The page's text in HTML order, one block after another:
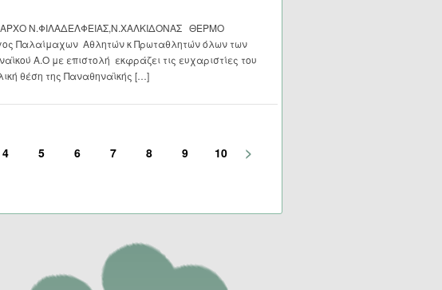
Ν.ΦΙΛΑΔΕΛΦΕΙΑΣ,Ν.ΧΑΛΚΙΔΟΝΑΣ ΘΕΡΜΟ
Παλαίμαχων Αθλητών κ Πρωταθλητών όλων των
Α.Ο με επιστολή εκφράζει τις ευχαριστίες του
θέση της Παναθηναϊκής […]
4 5 6 7 8 9 10 >